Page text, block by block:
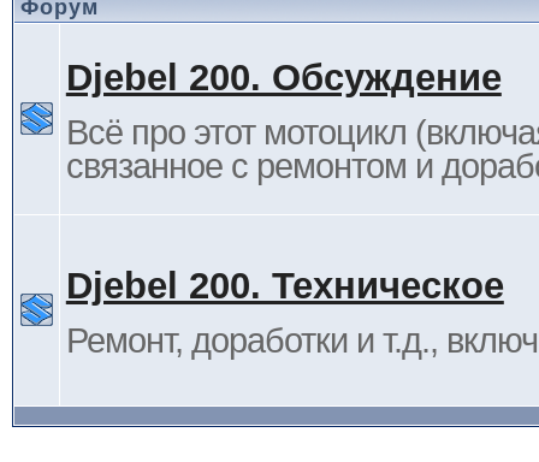
Форум
Djebel 200. Обсуждение
Всё про этот мотоцикл
связанное с ремонтом и
Djebel 200. Техническое
Ремонт, доработки и т.д.,